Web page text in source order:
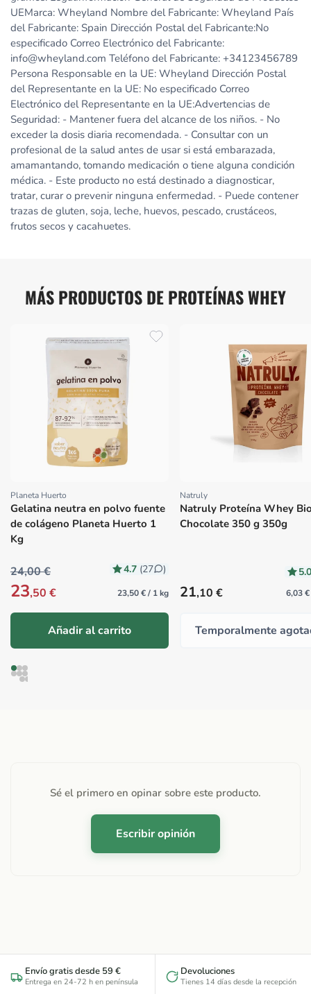
UEMarca: Wheyland Nombre del Fabricante: Wheyland País
del Fabricante: Spain Dirección Postal del Fabricante:No
especificado Correo Electrónico del Fabricante:
info@wheyland.com Teléfono del Fabricante: +34123456789
Persona Responsable en la UE: Wheyland Dirección Postal
del Representante en la UE: No especificado Correo
Electrónico del Representante en la UE:Advertencias de
Seguridad: - Mantener fuera del alcance de los niños. - No
exceder la dosis diaria recomendada. - Consultar con un
profesional de la salud antes de usar si está embarazada,
amamantando, tomando medicación o tiene alguna condición
médica. - Este producto no está destinado a diagnosticar,
tratar, curar o prevenir ninguna enfermedad. - Puede contener
trazas de gluten, soja, leche, huevos, pescado, crustáceos,
frutos secos y cacahuetes.
MÁS PRODUCTOS DE PROTEÍNAS WHEY
Proveedor:
Planeta Huerto
Gelatina neutra en polvo fuente
de colágeno Planeta Huerto 1
Kg
4.7 (27 )
24,00 €
23,50 € 23,50 € / 1 kg
Añadir al carrito
Proveedor:
Natruly
Natruly Proteína Whey
Chocolate 350 g 350g
Precio habitual
21,10 € 6,03
Temporalmente
Sé el primero en opinar sobre este producto.
Escribir opinión
Envío gratis desde 59 €
Entrega en 24-72 h en península
Devoluciones
Tienes 14 días desde la recepción